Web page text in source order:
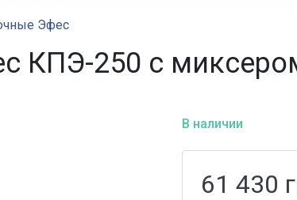
Эфес
КПЭ-250 с
В наличии
61 430